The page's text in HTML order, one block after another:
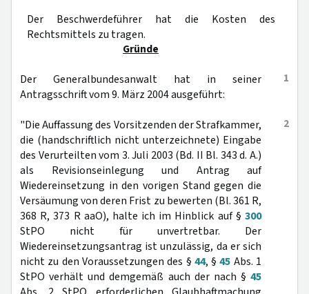
Der Beschwerdeführer hat die Kosten des
Rechtsmittels zu tragen.
Gründe
1
Der Generalbundesanwalt hat in seiner
Antragsschrift vom 9. März 2004 ausgeführt:
2
"Die Auffassung des Vorsitzenden der Strafkammer,
die (handschriftlich nicht unterzeichnete) Eingabe
des Verurteilten vom 3. Juli 2003 (Bd. II Bl. 343 d. A.)
als Revisionseinlegung und Antrag auf
Wiedereinsetzung in den vorigen Stand gegen die
Versäumung von deren Frist zu bewerten (Bl. 361 R,
368 R, 373 R aaO), halte ich im Hinblick auf § 300
StPO nicht für unvertretbar. Der
Wiedereinsetzungsantrag ist unzulässig, da er sich
nicht zu den Voraussetzungen des § 44, §45 Abs. 1
StPO verhält und demgemäß auch der nach § 45